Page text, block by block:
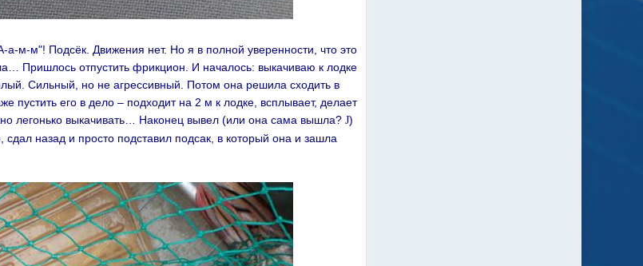
м-м"! Подсёк. Движения нет. Но я в полной уверенности, что это
Пришлось отпустить фрикцион. И началось: выкачиваю к лодке
Сильный, но не агрессивный. Потом она решила сходить в
пустить его в дело – подходит на 2 м к лодке, всплывает, делает
легонько выкачивать… Наконец вывел (или она сама вышла?J)
назад и просто подставил подсак, в который она и зашла